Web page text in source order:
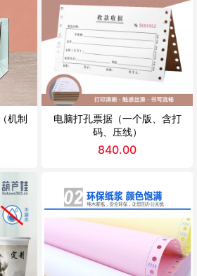
机制
电脑打孔票据（一个版、含打
码、压线）
840.00